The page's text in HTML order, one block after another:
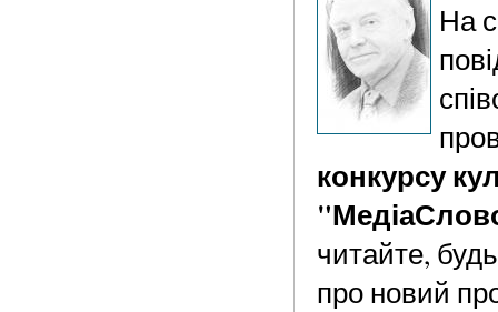
На
конкурсу
читайте,
про новий